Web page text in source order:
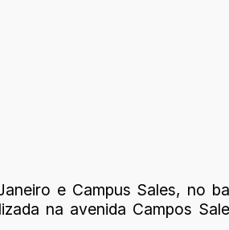
e Campus Sales, no
na avenida Campos